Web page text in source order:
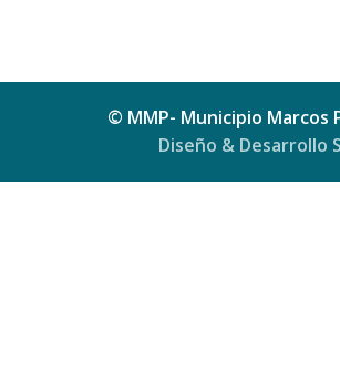
© MMP- Municipio Marcos
Diseño & Desarrollo